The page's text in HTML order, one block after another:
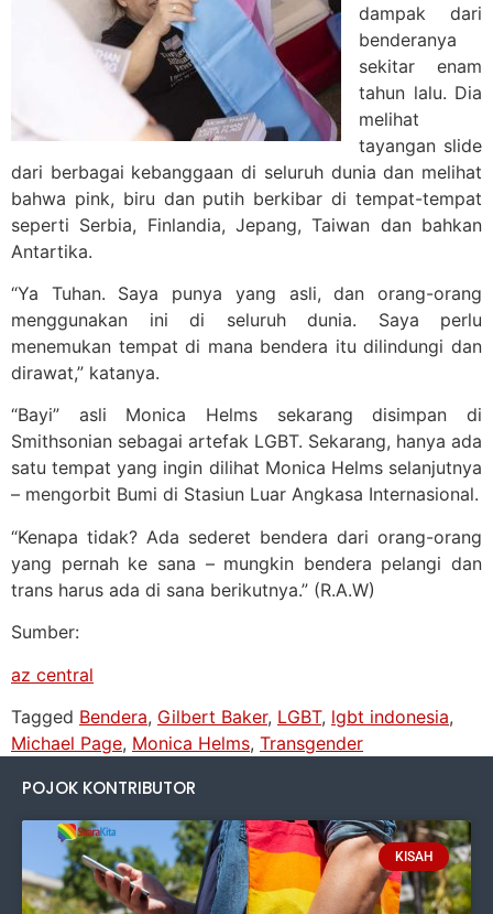
dampak dari
benderanya
sekitar enam
tahun lalu. Dia
melihat
tayangan slide
dari berbagai kebanggaan di seluruh dunia dan melihat
bahwa pink, biru dan putih berkibar di tempat-tempat
seperti Serbia, Finlandia, Jepang, Taiwan dan bahkan
Antartika.
“Ya Tuhan. Saya punya yang asli, dan orang-orang
menggunakan ini di seluruh dunia. Saya perlu
menemukan tempat di mana bendera itu dilindungi dan
dirawat,” katanya.
“Bayi” asli Monica Helms sekarang disimpan di
Smithsonian sebagai artefak LGBT. Sekarang, hanya ada
satu tempat yang ingin dilihat Monica Helms selanjutnya
– mengorbit Bumi di Stasiun Luar Angkasa Internasional.
“Kenapa tidak? Ada sederet bendera dari orang-orang
yang pernah ke sana – mungkin bendera pelangi dan
trans harus ada di sana berikutnya.” (R.A.W)
Sumber:
az central
Tagged Bendera, Gilbert Baker, LGBT, lgbt indonesia,
Michael Page, Monica Helms, Transgender
POJOK KONTRIBUTOR
KISAH